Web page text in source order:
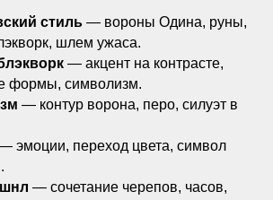
стиль — вороны Одина, руны,
шлем ужаса.
— акцент на контрасте,
формы, символизм.
— контур ворона, перо, силуэт в
эмоции, переход цвета, символ
— сочетание черепов, часов,